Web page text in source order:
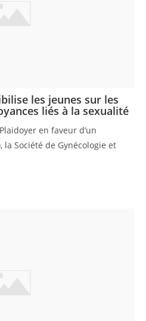
les jeunes sur les
liés à la sexualité
en faveur d’un
la Société de Gynécologie et